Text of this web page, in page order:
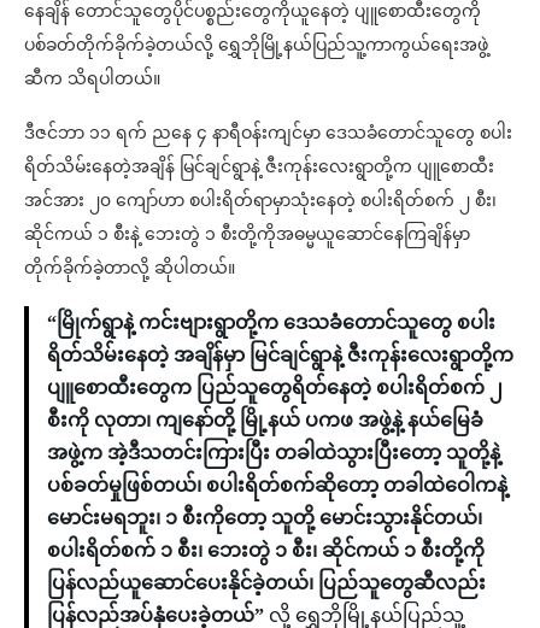
နေချိန် တောင်သူတွေပိုင်ပစ္စည်းတွေကိုယူနေတဲ့ ပျူစောထီးတွေကို
ပစ်ခတ်တိုက်ခိုက်ခဲ့တယ်လို့ ရွှေဘိုမြို့နယ်ပြည်သူ့ကာကွယ်ရေးအဖွဲ့
ဆီက သိရပါတယ်။
ဒီဇင်ဘာ ၁၁ ရက် ညနေ ၄ နာရီဝန်းကျင်မှာ ဒေသခံတောင်သူတွေ စပါး
ရိတ်သိမ်းနေတဲ့အချိန် မြင်ချင်ရွာနဲ့ ဇီးကုန်းလေးရွာတို့က ပျူစောထီး
အင်အား ၂၀ ကျော်ဟာ စပါးရိတ်ရာမှာသုံးနေတဲ့ စပါးရိတ်စက် ၂ စီး၊
ဆိုင်ကယ် ၁ စီးနဲ့ ဘေးတွဲ ၁ စီးတို့ကိုအဓမ္မယူဆောင်နေကြချိန်မှာ
တိုက်ခိုက်ခဲ့တာလို့ ဆိုပါတယ်။
“မြိုက်ရွာနဲ့ ကင်းဗျားရွာတို့က ဒေသခံတောင်သူတွေ စပါး
ရိတ်သိမ်းနေတဲ့ အချိန်မှာ မြင်ချင်ရွာနဲ့ ဇီးကုန်းလေးရွာတို့က
ပျူစောထီးတွေက ပြည်သူတွေရိတ်နေတဲ့ စပါးရိတ်စက် ၂
စီးကို လုတာ၊ ကျနော်တို့ မြို့နယ် ပကဖ အဖွဲ့နဲ့ နယ်မြေခံ
အဖွဲ့က အဲ့ဒီသတင်းကြားပြီး တခါထဲသွားပြီးတော့ သူတို့နဲ့
ပစ်ခတ်မှုဖြစ်တယ်၊ စပါးရိတ်စက်ဆိုတော့ တခါထဲဝေါကနဲ့
မောင်းမရဘူး၊ ၁ စီးကိုတော့ သူတို့ မောင်းသွားနိုင်တယ်၊
စပါးရိတ်စက် ၁ စီး၊ ဘေးတွဲ ၁ စီး၊ ဆိုင်ကယ် ၁ စီးတို့ကို
ပြန်လည်ယူဆောင်ပေးနိုင်ခဲ့တယ်၊ ပြည်သူတွေဆီလည်း
ပြန်လည်အပ်နှံပေးခဲ့တယ်” လို့ ရွှေဘိုမြို့နယ်ပြည်သူ့